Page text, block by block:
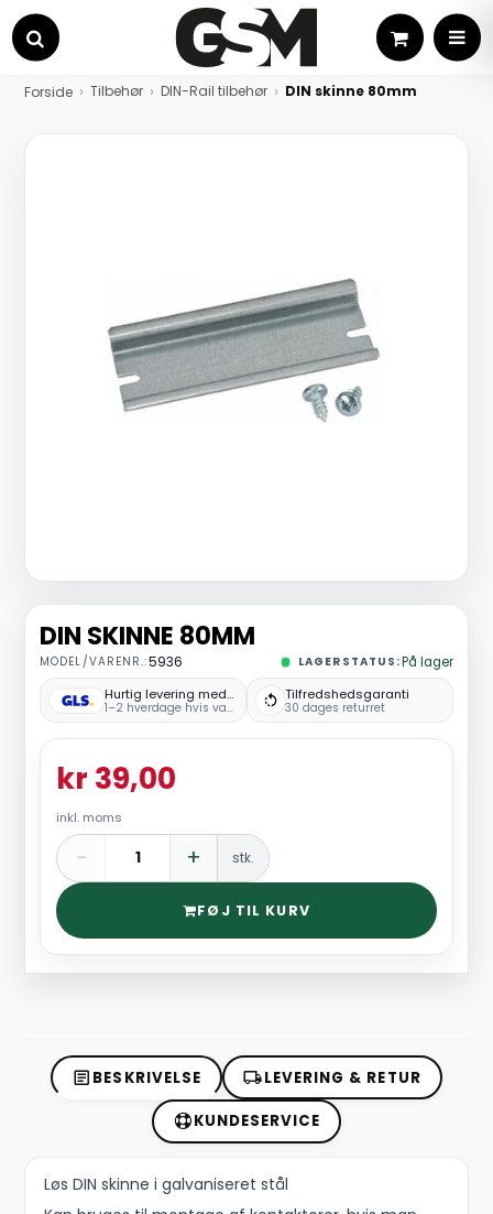
Søg
Kurv
Forside Tilbehør DIN-Rail tilbehør DIN skinne 80mm
DIN SKINNE 80MM
MODEL/VARENR.:5936 LAGERSTATUS:På lager
Hurtig levering med GLS
1–2 hverdage hvis varen er på lager
Tilfredshedsgaranti
30 dages returret
kr 39,00
inkl. moms
− + stk.
FØJ TIL KURV
BESKRIVELSE LEVERING & RETUR
KUNDESERVICE
Løs DIN skinne i galvaniseret stål